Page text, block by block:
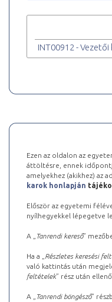
INT00912 -
Ezen az oldalon az
áttöltésre, ennek
amelyekhez (akikhez) az
karok honlapján
Először az egyetemi
nyílhegyekkel lépegetve
A „ Tanrendi kereső”
Ha a „ Részletes keresési
való kattintás után
feltételek” rész után
A „ Tanrendi böngésző”